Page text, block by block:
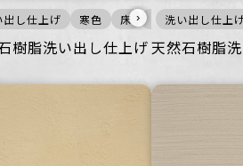
ビル・マンション
商業空間 宿泊施設 ビル・マンション
オフィス 住空間 商業空間 宿泊
出し仕上げ 寒色 床 ごつごつ オフ
›
樹脂洗い出し仕上げ
洗い出し仕上
天然石樹脂